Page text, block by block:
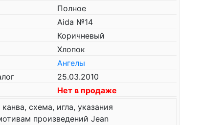
Полное
Aida №14
Коричневый
Хлопок
Ангелы
25.03.2010
Нет в продаже
схема, игла, указания
произведений Jean